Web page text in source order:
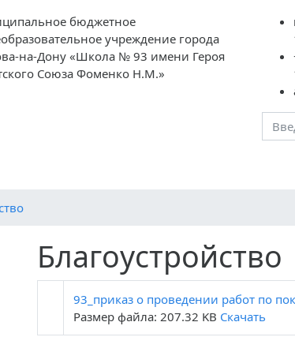
бюджетное
учреждение города
на-Дону «Школа № 93 имени Героя
Союза Фоменко Н.М.»
Благоустройство
93_приказ о проведении работ по
Размер файла: 207.32 KB Скачать